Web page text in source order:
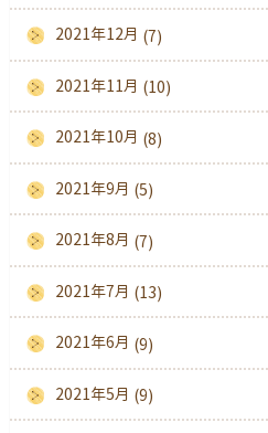
2021年12月 (7)
2021年11月 (10)
2021年10月 (8)
2021年9月 (5)
2021年8月 (7)
2021年7月 (13)
2021年6月 (9)
2021年5月 (9)